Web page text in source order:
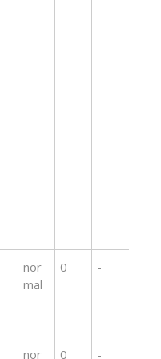
nor
mal
0 -
nor 0 -